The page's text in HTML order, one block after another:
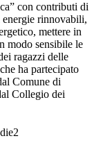
con contributi di
energie rinnovabili,
mettere in
modo sensibile le
ragazzi delle
ha partecipato
Comune di
Collegio dei